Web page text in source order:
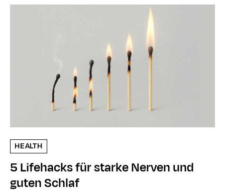
HEALTH
5 Lifehacks für starke Nerven und
guten Schlaf